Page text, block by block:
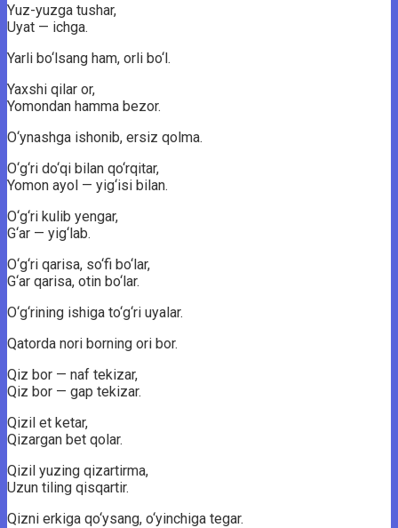
Yuz-yuzga tushar,
Uyat — ichga.
Yarli bo‘lsang ham, orli bo‘l.
Yaxshi qilar or,
Yomondan hamma bezor.
O‘ynashga ishonib, ersiz qolma.
O‘g‘ri do‘qi bilan qo‘rqitar,
Yomon ayol — yig‘isi bilan.
O‘g‘ri kulib yengar,
G‘ar — yig‘lab.
O‘g‘ri qarisa, so‘fi bo‘lar,
G‘ar qarisa, otin bo‘lar.
O‘g‘rining ishiga to‘g‘ri uyalar.
Qatorda nori borning ori bor.
Qiz bor — naf tekizar,
Qiz bor — gap tekizar.
Qizil et ketar,
Qizargan bet qolar.
Qizil yuzing qizartirma,
Uzun tiling qisqartir.
Qizni erkiga qo‘ysang, o‘yinchiga tegar.